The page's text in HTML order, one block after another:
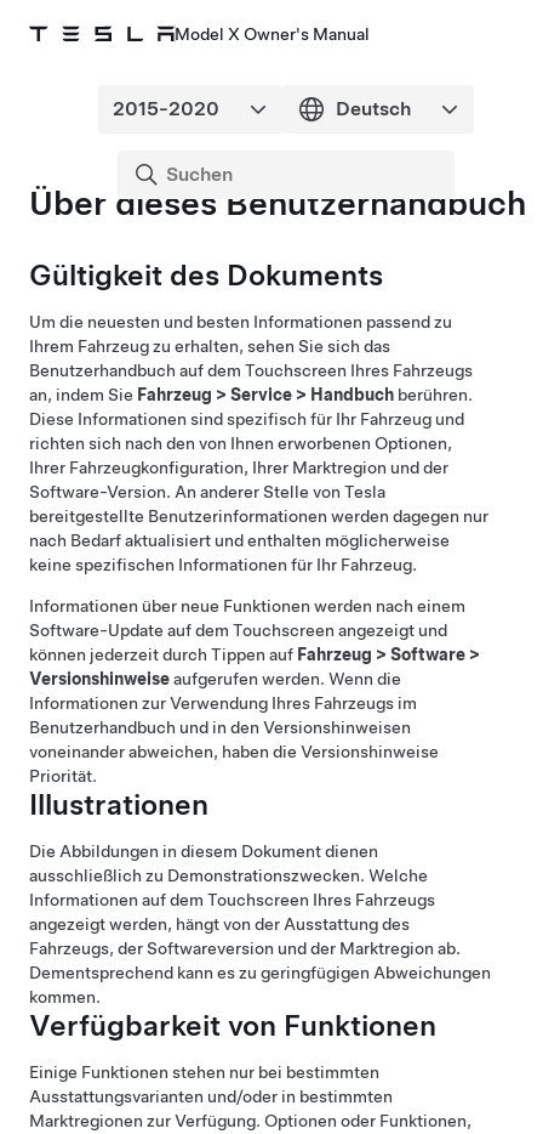
Model X Owner's Manual
Über dieses Benutzerhandbuch
Gültigkeit des Dokuments
Um die neuesten und besten Informationen passend zu
Ihrem Fahrzeug zu erhalten, sehen Sie sich das
Benutzerhandbuch auf dem Touchscreen Ihres Fahrzeugs
an, indem Sie Fahrzeug > Service > Handbuch berühren.
Diese Informationen sind spezifisch für Ihr Fahrzeug und
richten sich nach den von Ihnen erworbenen Optionen,
Ihrer Fahrzeugkonfiguration, Ihrer Marktregion und der
Software-Version. An anderer Stelle von Tesla
bereitgestellte Benutzerinformationen werden dagegen nur
nach Bedarf aktualisiert und enthalten möglicherweise
keine spezifischen Informationen für Ihr Fahrzeug.
Informationen über neue Funktionen werden nach einem
Software-Update auf dem Touchscreen angezeigt und
können jederzeit durch Tippen auf Fahrzeug > Software >
Versionshinweiseaufgerufen werden. Wenn die
Informationen zur Verwendung Ihres Fahrzeugs im
Benutzerhandbuch und in den Versionshinweisen
voneinander abweichen, haben die Versionshinweise
Priorität.
Illustrationen
Die Abbildungen in diesem Dokument dienen
ausschließlich zu Demonstrationszwecken. Welche
Informationen auf dem Touchscreen Ihres Fahrzeugs
angezeigt werden, hängt von der Ausstattung des
Fahrzeugs, der Softwareversion und der Marktregion ab.
Dementsprechend kann es zu geringfügigen Abweichungen
kommen.
Verfügbarkeit von Funktionen
Einige Funktionen stehen nur bei bestimmten
Ausstattungsvarianten und/oder in bestimmten
Marktregionen zur Verfügung. Optionen oder Funktionen,